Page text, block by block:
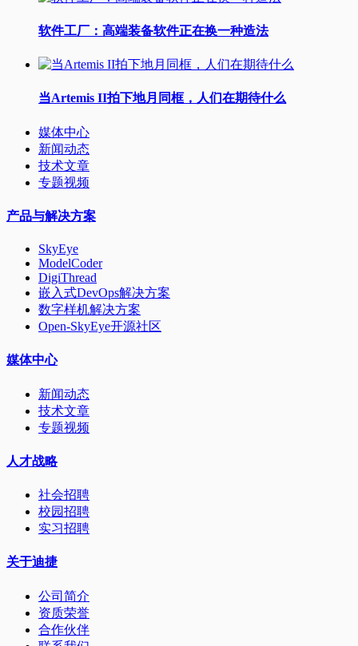
软件工厂：高端装备软件正在换一种造法
当Artemis II拍下地月同框，人们在期待什么
媒体中心
新闻动态
技术文章
专题视频
产品与解决方案
SkyEye
ModelCoder
DigiThread
嵌入式DevOps解决方案
数字样机解决方案
Open-SkyEye开源社区
媒体中心
新闻动态
技术文章
专题视频
人才战略
社会招聘
校园招聘
实习招聘
关于迪捷
公司简介
资质荣誉
合作伙伴